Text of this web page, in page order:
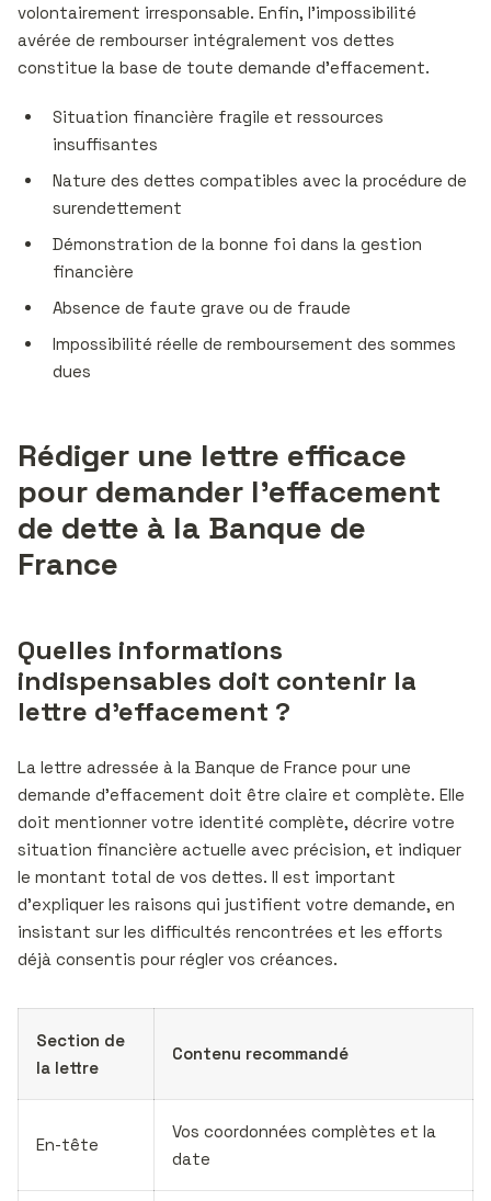
volontairement irresponsable. Enfin, l’impossibilité
avérée de rembourser intégralement vos dettes
constitue la base de toute demande d’effacement.
Situation financière fragile et ressources
insuffisantes
Nature des dettes compatibles avec la procédure de
surendettement
Démonstration de la bonne foi dans la gestion
financière
Absence de faute grave ou de fraude
Impossibilité réelle de remboursement des sommes
dues
Rédiger une lettre efficace
pour demander l’effacement
de dette à la Banque de
France
Quelles informations
indispensables doit contenir la
lettre d’effacement ?
La lettre adressée à la Banque de France pour une
demande d’effacement doit être claire et complète. Elle
doit mentionner votre identité complète, décrire votre
situation financière actuelle avec précision, et indiquer
le montant total de vos dettes. Il est important
d’expliquer les raisons qui justifient votre demande, en
insistant sur les difficultés rencontrées et les efforts
déjà consentis pour régler vos créances.
Section de
la lettre
Contenu recommandé
En-tête
Vos coordonnées complètes et la
date